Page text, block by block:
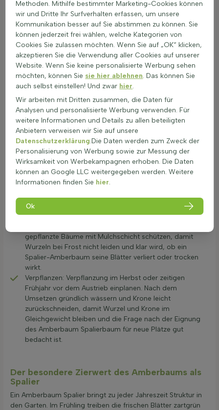
auf die horizontalen Leitäste zurückschneiden (nicht zu
kurz am Stamm). Im Sommer nur junge, wilde Triebe
kappen, damit die Linien klar bleiben und ein Gespaltener
Amberbaum (Leiboom) als Fächer-Amberbaum als
Grundstücksgrenze formstabil bleibt. So bleibt auch
verständlich, wann ein Spalier-Amberbaum geschnitten
werden sollte und wie hoch ein Spalier-Amberbaum
wachsen kann.
organischem Zierbaumdünger versorgen. Eine Gabe pro
Jahr reicht meist, fördert Wurzelkraft und Laub, ohne
den Amberbaum Spalierbaum zu starkem, schwer
steuerbarem Wuchs zu bringen.
Gießen: Leit-Amberbaum gießen bedeutet gleichmäßige
Feuchte ohne Staunässe. Erde darf oben leicht
antrocknen, im Wurzelbereich jedoch nie völlig
austrocknen. Besonders junge Der Kugel-Amberbaum
(Liquidambar) im ersten Jahr regelmäßig wässern, damit
schnell ein Spalier-Amberbaum wächst.
Winter: Ein Fächer-Amberbaum winterhart kommt in
gepflanzte Bäume mit Mulchschicht schützen, damit
Wurzeln bei Frost nicht leiden und klar wird, ob ein
Spalier-Amberbaum seine Blätter verliert oder trocken
wirkt.
Verpflanzen: Verpflanzung im Herbst oder zeitigen
Frühjahr vor dem Austrieb einplanen. Nach dem
Umsetzen gründlich wässern und Krone leicht
zurückschneiden, damit Wurzel und Krone im
Gleichgewicht bleiben und die Frage nach der Eignung
des Amberbaum Spalierbaum für neue Plätze gut
bedacht ist.
Der besondere Zierwert des Amberbaums als
Spalier
Ein Amberbaum Spalier bringt zu jeder Jahreszeit Struktur in
den Garten. Im Frühling treiben die frischen Blätter zartgrün
Methoden. Mithilfe bestimmter Marketing-Cookies können
wir und Dritte Ihr Surfverhalten erfassen, um unsere
Kommunikation besser auf Sie abstimmen zu können. Sie
können jederzeit frei wählen, welche Kategorien von
Cookies Sie zulassen möchten. Wenn Sie auf „OK“ klicken,
akzeptieren Sie die Verwendung aller Cookies auf unserer
Website. Wenn Sie keine personalisierte Werbung sehen
möchten, können Sie sie hier ablehnen. Das können Sie
auch selbst einstellen! Und zwar hier.
Wir arbeiten mit Dritten zusammen, die Daten für
Analysen und personalisierte Werbung verwenden. Für
weitere Informationen und Details zu allen beteiligten
Anbietern verweisen wir Sie auf unsere
Datenschutzerklärung.Die Daten werden zum Zweck der
Personalisierung von Werbung sowie zur Messung der
Wirksamkeit von Werbekampagnen erhoben. Die Daten
können an Google LLC weitergegeben werden. Weitere
Informationen finden Sie hier.
Ok